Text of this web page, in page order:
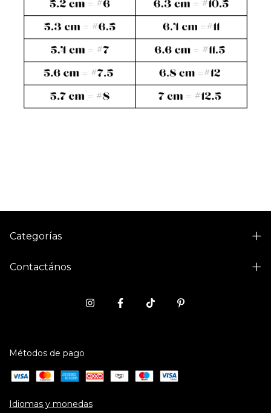
Categorías
Contactános
Métodos de pago
Idiomas y monedas